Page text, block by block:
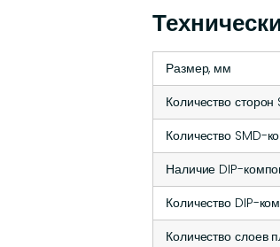
Размер, мм
Количество
Количество SMD-
Наличие DIP-
Количество DIP-
Количество слоев